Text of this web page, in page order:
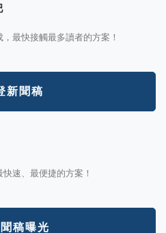
最快接觸最多讀者的方案！
新聞稿
速、最便捷的方案！
稿曝光